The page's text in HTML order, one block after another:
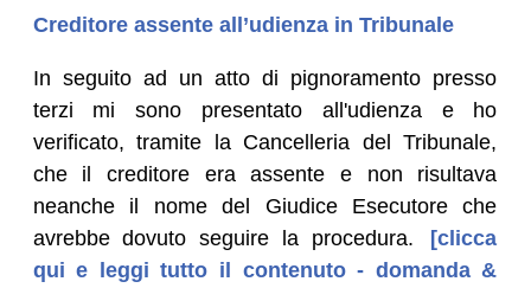
Creditore assente all’udienza in Tribunale
In seguito ad un atto di pignoramento presso
terzi mi sono presentato all'udienza e ho
verificato, tramite la Cancelleria del Tribunale,
che il creditore era assente e non risultava
neanche il nome del Giudice Esecutore che
avrebbe dovuto seguire la procedura.
[clicca
qui e leggi tutto il contenuto - domanda &